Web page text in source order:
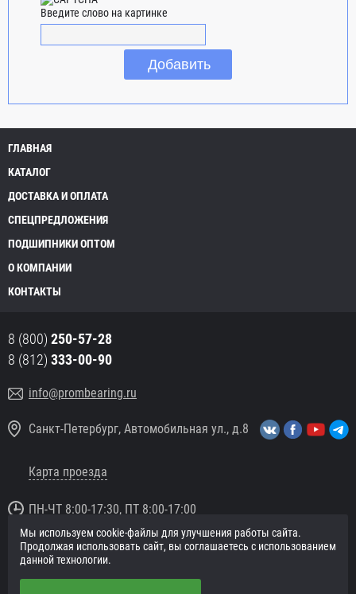
Введите слово на картинке
ГЛАВНАЯ
КАТАЛОГ
ДОСТАВКА И ОПЛАТА
СПЕЦПРЕДЛОЖЕНИЯ
ПОДШИПНИКИ ОПТОМ
О КОМПАНИИ
КОНТАКТЫ
8 (800) 250-57-28
8 (812) 333-00-90
info@prombearing.ru
Санкт-Петербург, Автомобильная ул., д.8
Карта проезда
ПН-ЧТ 8:00-17:30, ПТ 8:00-17:00
© 2016 «PromBearing.ru»
Подшипники оптом и в розницу.
Мы используем cookie-файлы для улучшения работы сайта.
Продолжая использовать сайт, вы соглашаетесь с использованием
данной технологии.